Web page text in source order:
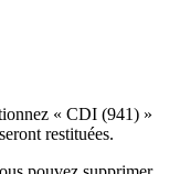
« CDI (941) »
restituées.